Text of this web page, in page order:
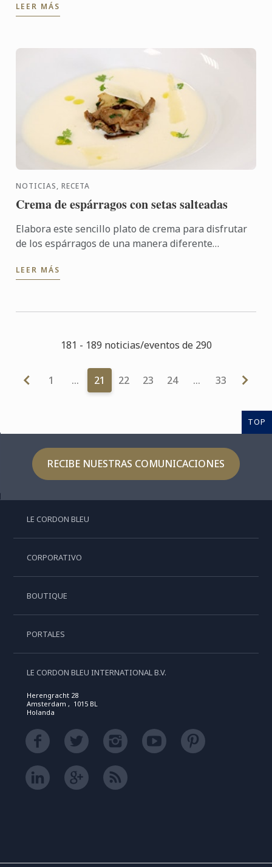
contribuido a ...
LEER MÁS
NOTICIAS, RECETA
Crema de espárragos con setas salteadas
Elabora este sencillo plato de crema para disfrutar
de los espárragos de una manera diferente
LEER MÁS
181 - 189 noticias/eventos de 290
1 … 21 22 23 24 … 33
TOP
RECIBE NUESTRAS COMUNICACIONES
LE CORDON BLEU
CORPORATIVO
BOUTIQUE
PORTALES
LE CORDON BLEU INTERNATIONAL B.V.
Herengracht 28
Amsterdam , 1015 BL
Holanda